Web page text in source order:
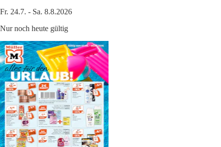
Fr. 24.7. - Sa. 8.8.2026
Nur noch heute gültig